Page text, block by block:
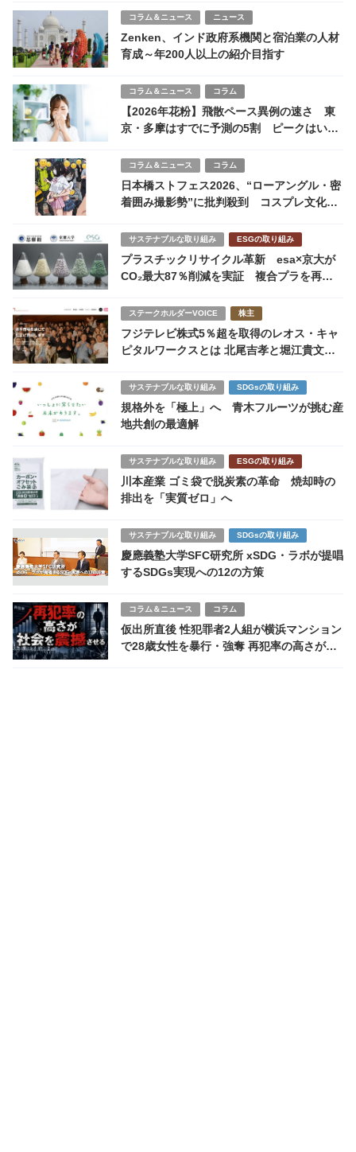
コラム＆ニュース ニュース
Zenken、インド政府系機関と宿泊業の人材
育成～年200人以上の紹介目指す
コラム＆ニュース コラム
【2026年花粉】飛散ペース異例の速さ 東
京・多摩はすでに予測の5割 ピークはいつ
コラム＆ニュース コラム
日本橋ストフェス2026、“ローアングル・密
着囲み撮影勢”に批判殺到 コスプレ文化の
サステナブルな取り組み ESGの取り組み
プラスチックリサイクル革新 esa×京大が
CO₂最大87％削減を実証 複合プラを再資
ステークホルダーVOICE 株主
フジテレビ株式5％超を取得のレオス・キャ
ピタルワークスとは 北尾吉孝と堀江貴文が
サステナブルな取り組み SDGsの取り組み
規格外を「極上」へ 青木フルーツが挑む産
地共創の最適解
サステナブルな取り組み ESGの取り組み
川本産業 ゴミ袋で脱炭素の革命 焼却時の
排出を「実質ゼロ」へ
サステナブルな取り組み SDGsの取り組み
慶應義塾大学SFC研究所 xSDG・ラボが提唱
するSDGs実現への12の方策
コラム＆ニュース コラム
仮出所直後 性犯罪者2人組が横浜マンション
で28歳女性を暴行・強奪 再犯率の高さが社